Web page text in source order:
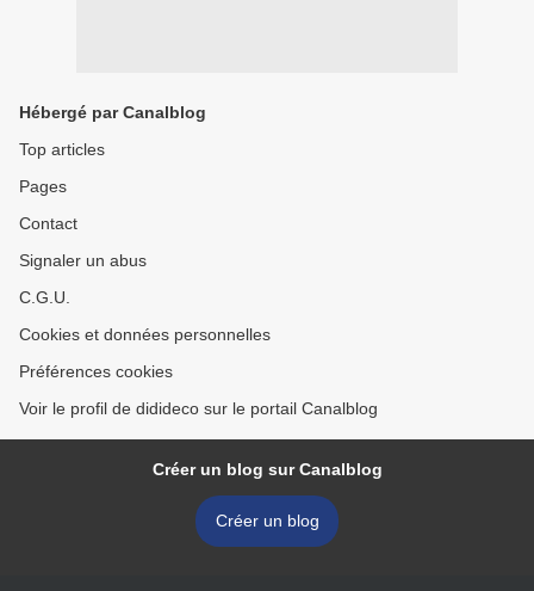
Hébergé par Canalblog
Top articles
Pages
Contact
Signaler un abus
C.G.U.
Cookies et données personnelles
Préférences cookies
Voir le profil de didideco sur le portail Canalblog
Créer un blog sur Canalblog
Créer un blog